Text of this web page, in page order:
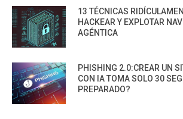
13 TÉCNICAS
HACKEAR Y EXPLOTAR
AGÉNTICA
PHISHING 2.0:CREAR UN
CON IA TOMA SOLO 30
PREPARADO?